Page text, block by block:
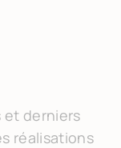
et derniers
réalisations